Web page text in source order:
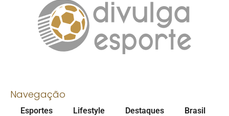
Navegação
Esportes Lifestyle Destaques Brasil